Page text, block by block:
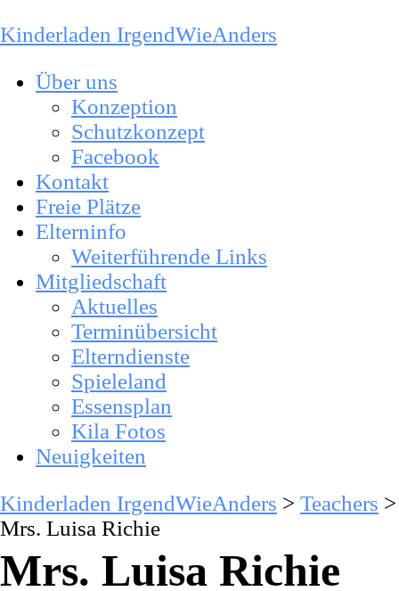
Kinderladen IrgendWieAnders
Über uns
Konzeption
Schutzkonzept
Facebook
Kontakt
Freie Plätze
Elterninfo
Weiterführende Links
Mitgliedschaft
Aktuelles
Terminübersicht
Elterndienste
Spieleland
Essensplan
Kila Fotos
Neuigkeiten
Kinderladen IrgendWieAnders > Teachers >
Mrs. Luisa Richie
Mrs. Luisa Richie